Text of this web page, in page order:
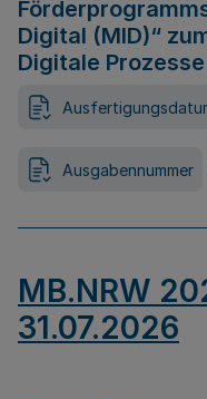
Digital (MID)“
Digitale Prozesse
Ausgabennummer
MB.NRW
31.07.2026